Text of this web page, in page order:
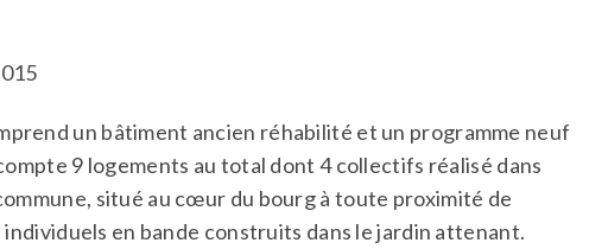
un bâtiment ancien réhabilité et un programme neuf
9 logements au total dont 4 collectifs réalisé dans
situé au cœur du bourg à toute proximité de
individuels en bande construits dans le jardin attenant.